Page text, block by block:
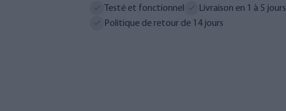
Testé et fonctionnel
Livraison en 1 à 5 jours
Politique de retour de 14 jours